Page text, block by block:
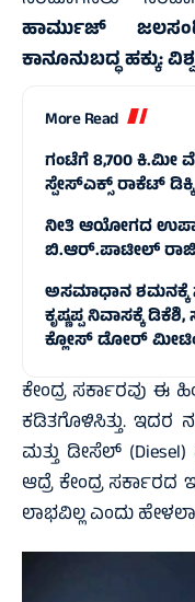
ಹಾರ್ಮುಜ್‌
ಕಾನೂನುಬದ್ಧ ಹಕ್ಕು:
More Read
ಗಂಟೆಗೆ 8,700 ಕಿ.ಮೀ
ಸ್ಪೇಸ್‌ಎಕ್ಸ್ ರಾಕೆಟ್ ಡಿಕ್ಕಿ
ನೀತಿ ಆಯೋಗದ
ಬಿ.ಆರ್.ಪಾಟೀಲ್
ಅಸಮಾಧಾನ ಶಮನಕ್ಕೆ
ಕೃಷ್ಣಪ್ಪ ನಿವಾಸಕ್ಕೆ
ಕ್ಲೋಸ್ ಡೋರ್
ಕೇಂದ್ರ ಸರ್ಕಾರವು ಈ
ಕಡಿತಗೊಳಿಸಿತ್ತು.
ಮತ್ತು ಡೀಸೆಲ್ (Diesel)
ಆದ್ರೆ ಕೇಂದ್ರ
ಲಾಭವಿಲ್ಲ ಎಂದು